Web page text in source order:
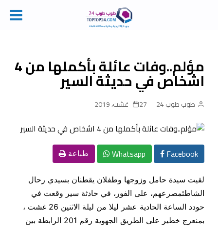
مؤلم..وفات عائلة بأكملها من 4
اشخاص في حديثة السير
طوب طوب 24 27 غشت، 2019
Facebook
Whatsapp طباعة
لقيت سيدة حامل وزوجها وطفلان يقطنان بسيدي رحال
الشاطئمصرعهم، على الفور، في حادثة سير وقعت في
حودد الساعة الحادية عشر ليلا من ليلة الاثنين 26 غشت ،
بمنعرج خطير على الطريق الجهوية رقم 201 الرابطة بين